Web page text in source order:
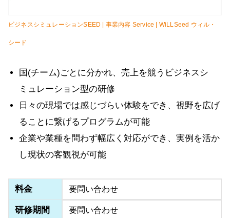
ビジネスシミュレーションSEED | 事業内容 Service | WiLLSeed ウィル・
シード
国(チーム)ごとに分かれ、売上を競うビジネスシ
ミュレーション型の研修
日々の現場では感じづらい体験をでき、視野を広げ
ることに繋げるプログラムが可能
企業や業種を問わず幅広く対応ができ、実例を活か
し現状の客観視が可能
料金 要問い合わせ
研修期間 要問い合わせ